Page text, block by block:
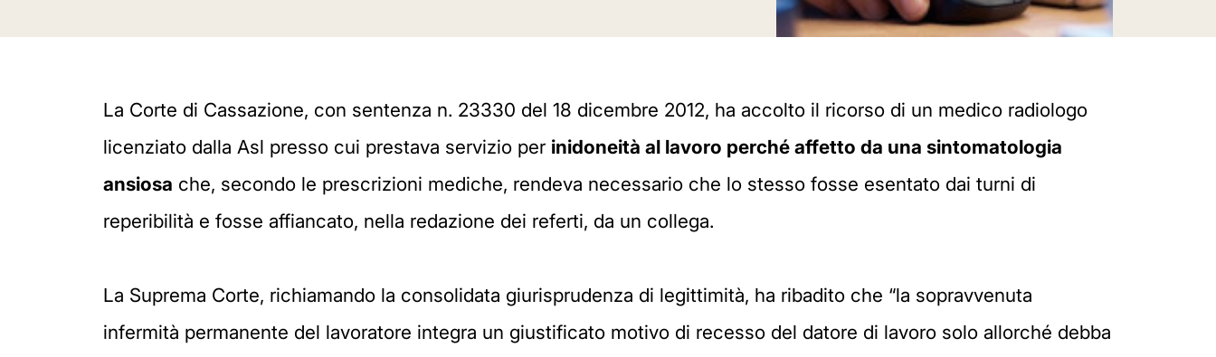
La Corte di Cassazione, con sentenza n. 23330 del 18 dicembre 2012, ha accolto il ricorso di un medico radiologo
licenziato dalla Asl presso cui prestava servizio per inidoneità al lavoro perché affetto da una sintomatologia
ansiosa che, secondo le prescrizioni mediche, rendeva necessario che lo stesso fosse esentato dai turni di
reperibilità e fosse affiancato, nella redazione dei referti, da un collega.
La Suprema Corte, richiamando la consolidata giurisprudenza di legittimità, ha ribadito che “la sopravvenuta
infermità permanente del lavoratore integra un giustificato motivo di recesso del datore di lavoro solo allorché debba